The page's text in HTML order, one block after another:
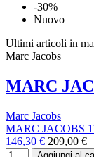
-30%
Nuovo
Ultimi articoli in
Marc Jacobs
MARC
Marc Jacobs
MARC JACOBS
146,30 € 209,00 €